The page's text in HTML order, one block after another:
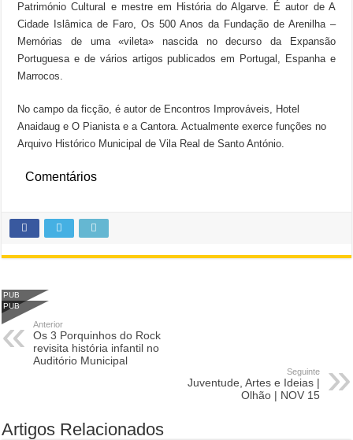
Património Cultural e mestre em História do Algarve. É autor de A
Cidade Islâmica de Faro, Os 500 Anos da Fundação de Arenilha –
Memórias de uma «vileta» nascida no decurso da Expansão
Portuguesa e de vários artigos publicados em Portugal, Espanha e
Marrocos.
No campo da ficção, é autor de Encontros Improváveis, Hotel
Anaidaug e O Pianista e a Cantora. Actualmente exerce funções no
Arquivo Histórico Municipal de Vila Real de Santo António.
Comentários
PUB
PUB
Anterior
Os 3 Porquinhos do Rock
revisita história infantil no
Auditório Municipal
Seguinte
Juventude, Artes e Ideias |
Olhão | NOV 15
Artigos Relacionados